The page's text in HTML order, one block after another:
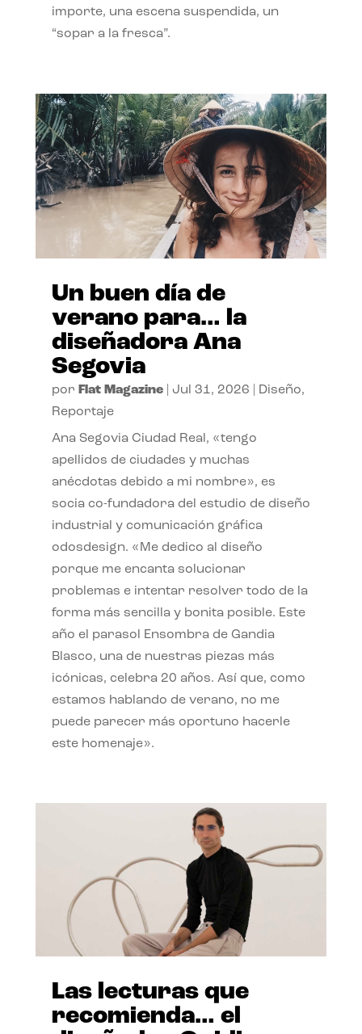
importe, una escena suspendida, un
“sopar a la fresca”.
Un buen día de
verano para… la
diseñadora Ana
Segovia
por Flat Magazine| Jul 31, 2026 Diseño,
Reportaje
Ana Segovia Ciudad Real, «tengo
apellidos de ciudades y muchas
anécdotas debido a mi nombre», es
socia co-fundadora del estudio de diseño
industrial y comunicación gráfica
odosdesign. «Me dedico al diseño
porque me encanta solucionar
problemas e intentar resolver todo de la
forma más sencilla y bonita posible. Este
año el parasol Ensombra de Gandia
Blasco, una de nuestras piezas más
icónicas, celebra 20 años. Así que, como
estamos hablando de verano, no me
puede parecer más oportuno hacerle
este homenaje».
Las lecturas que
recomienda… el